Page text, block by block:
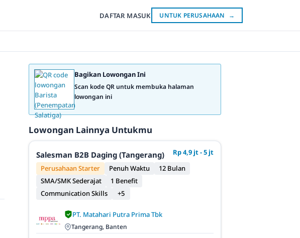
DAFTAR MASUK UNTUK PERUSAHAAN →
Bagikan Lowongan Ini
Scan kode QR untuk membuka halaman
lowongan ini
Lowongan Lainnya Untukmu
Salesman B2B Daging (Tangerang)
Rp 4,9 jt - 5 jt
Perusahaan Starter
Penuh Waktu
12 Bulan
SMA/SMK Sederajat
1 Benefit
Communication Skills
+5
PT. Matahari Putra Prima Tbk
Tangerang, Banten